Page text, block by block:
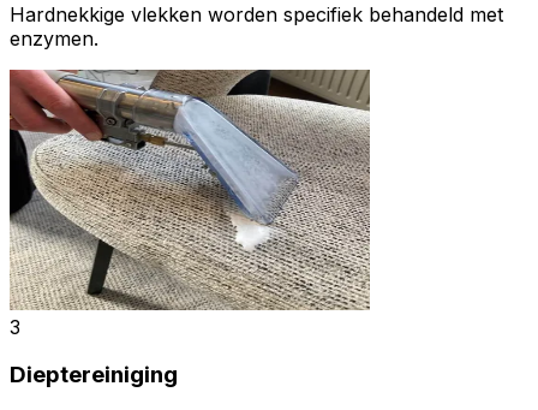
Hardnekkige vlekken worden specifiek behandeld met
enzymen.
3
Dieptereiniging